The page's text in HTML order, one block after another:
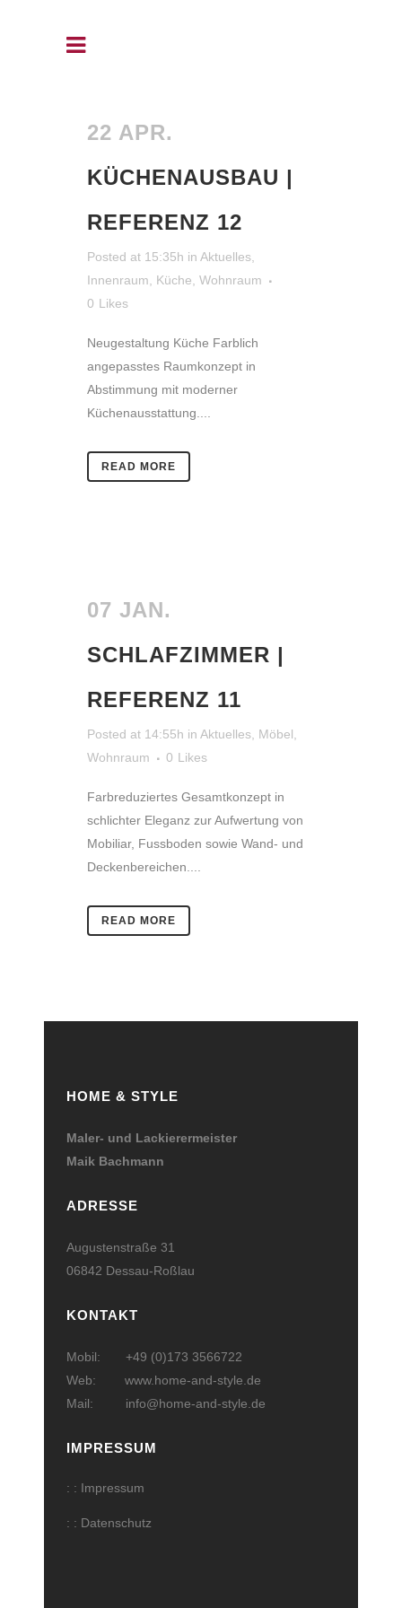
22 APR.
KÜCHENAUSBAU |
REFERENZ 12
Posted at 15:35h in Aktuelles
Innenraum
Küche Wohnraum
0 Likes
Neugestaltung Küche Farblich
angepasstes Raumkonzept in
Abstimmung mit moderner
Küchenausstattung....
READ MORE
07 JAN.
SCHLAFZIMMER |
REFERENZ 11
Posted at 14:55h in Aktuelles Möbel
Wohnraum
0 Likes
Farbreduziertes Gesamtkonzept in
schlichter Eleganz zur Aufwertung von
Mobiliar, Fussboden sowie Wand- und
Deckenbereichen....
READ MORE
HOME & STYLE
Maler- und Lackierermeister
Maik Bachmann
ADRESSE
Augustenstraße 31
06842 Dessau-Roßlau
KONTAKT
Mobil: +49 (0)173 3566722
Web: www.home-and-style.de
Mail: info@home-and-style.de
IMPRESSUM
: : Impressum
: : Datenschutz